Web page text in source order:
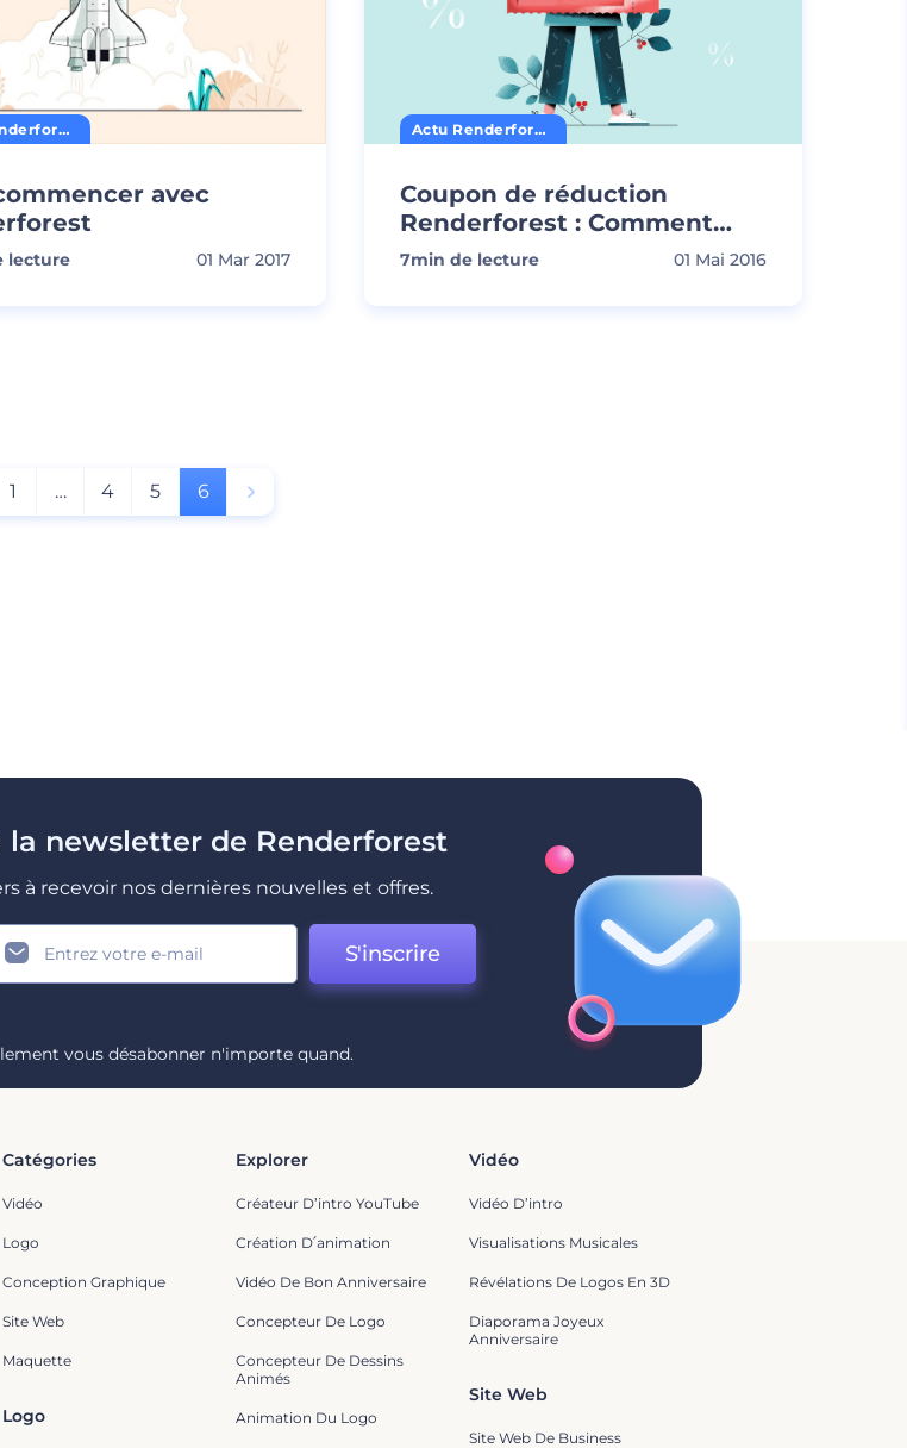
Actu Renderforest
avec
lecture 01 Mar 2017
Actu Renderforest
Coupon de réduction
Renderforest : Comment
obtenir et appliquer
7min de lecture 01 Mai 2016
1 … 4 5 6
la newsletter de Renderforest
à recevoir nos dernières nouvelles et offres.
S'inscrire
vous désabonner n'importe quand.
Catégories
Vidéo
Logo
Conception Graphique
Site Web
Maquette
Logo
Explorer
Créateur D’intro YouTube
Création D՛animation
Vidéo De Bon Anniversaire
Concepteur De Logo
Concepteur De Dessins
Animés
Animation Du Logo
Vidéo
Vidéo D’intro
Visualisations Musicales
Révélations De Logos En 3D
Diaporama Joyeux
Anniversaire
Site Web
Site Web De Business